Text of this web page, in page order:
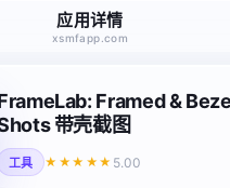
应用详情
xsmfapp.com
Framed &
带壳截图
工具 ★★★★★ 5.00